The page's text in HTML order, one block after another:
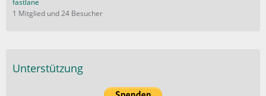
fastlane
1 Mitglied und 24 Besucher
Unterstützung